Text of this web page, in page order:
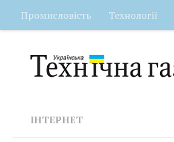
Skip to content
Промисловість Технології
ІНТЕРНЕТ